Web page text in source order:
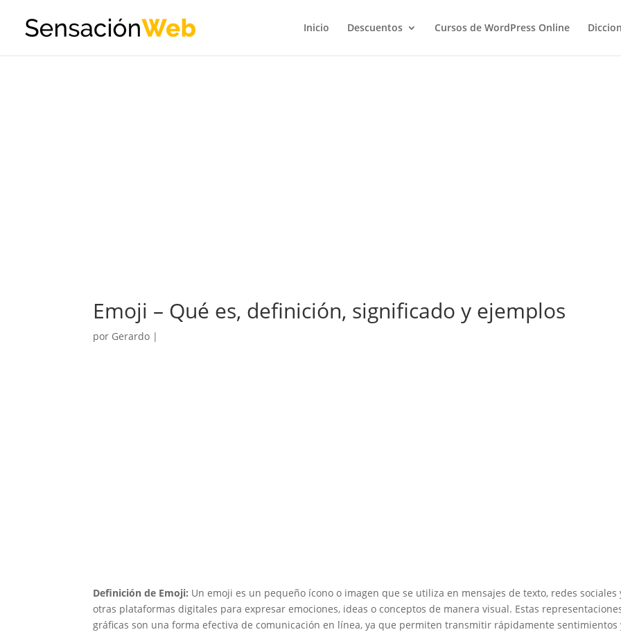
Inicio Descuentos Cursos de WordPress Online
Emoji – Qué es, definición, significado y ejemplos
por Gerardo |
Definición de Emoji: Un emoji es un pequeño ícono o imagen que se utiliza en mensajes de texto, redes sociales
otras plataformas digitales para expresar emociones, ideas o conceptos de manera visual. Estas
gráficas son una forma efectiva de comunicación en línea, ya que permiten transmitir rápidamente sentimientos